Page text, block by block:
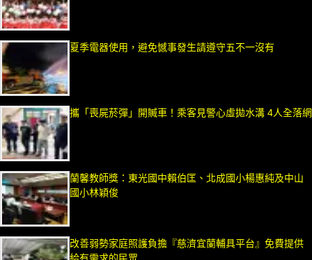
夏季電器使用，避免憾事發生請遵守五不一沒有
攜「喪屍菸彈」開贓車！乘客見警心虛拋水溝 4人全落網
蘭馨教師獎：東光國中賴伯匡、北成國小楊惠純及中山
國小林穎俊
改善弱勢家庭照護負擔『慈濟宜蘭輔具平台』免費提供